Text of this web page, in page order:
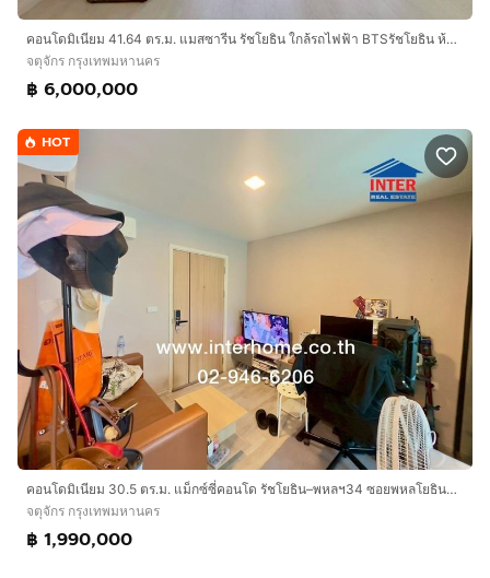
คอนโดมิเนียม 41.64 ตร.ม. แมสซารีน รัชโยธิน ใกล้รถไฟฟ้า BTSรัชโยธิน ห้างเมเจอร์รัชโยธิน ซอยพหลธยธิน30 ถนนพหลโยธิน เขตจตุจักร กรุงเทพมหานคร
จตุจักร กรุงเทพมหานคร
฿ 6,000,000
HOT
คอนโดมิเนียม 30.5 ตร.ม. แม็กซ์ซี่คอนโด รัชโยธิน–พหลฯ34 ซอยพหลโยธิน34 ถนนพหลโยธิน ถนนเกษตร-นวมินทร์ เขตจตุจักร กรุงเทพมหานคร
จตุจักร กรุงเทพมหานคร
฿ 1,990,000